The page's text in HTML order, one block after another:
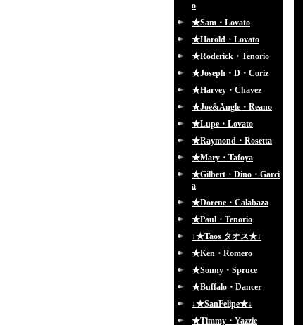
o
★Sam・Lovato
★Harold・Lovato
★Roderick・Tenorio
★Joseph・D・Coriz
★Harvey・Chavez
★Joe&Angle・Reano
★Lupe・Lovato
★Raymond・Rosetta
★Mary・Tafoya
★Gilbert・Dino・Garci
a
★Dorene・Calabaza
★Paul・Tenorio
↓★Taos タオス★↓
★Ken・Romero
★Sonny・Spruce
★Buffalo・Dancer
↓★SanFelipe★↓
★Timmy・Yazzie